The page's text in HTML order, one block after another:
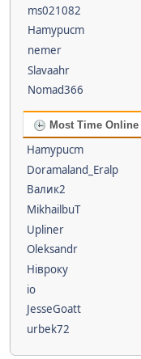
ms021082
Hamypucm
nemer
Slavaahr
Nomad366
Most Time Online
Hamypucm
Doramaland_Eralp
Валик2
MikhailbuT
Upliner
Oleksandr
Нівроку
io
JesseGoatt
urbek72